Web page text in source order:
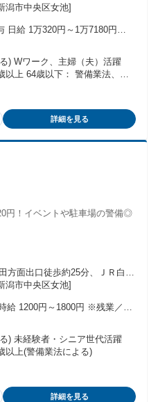
越本線 新潟南口徒歩約43分
潟市中央区女池]
日給 1万320円～1万7180円
費 ・夜勤内訳：12,692円＋車
・休祭日勤務はなど割増料金
合・・314,782円 （基本給＋残
) Wワーク、主婦（夫）活躍
詳細を見る
円！イベントや駐車場の警備◎
方面出口徒歩約25分、ＪＲ白新
越本線 新潟南口徒歩約43分
潟市中央区女池]
給 1200円～1800円 ※残業／夜
を覚える期間 ■平日・土
1620円
) 未経験者・シニア世代活躍
歳以上(警備業法による)
詳細を見る